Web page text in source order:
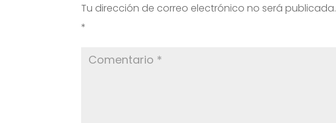
Tu dirección de correo electrónico no será publicada.
*